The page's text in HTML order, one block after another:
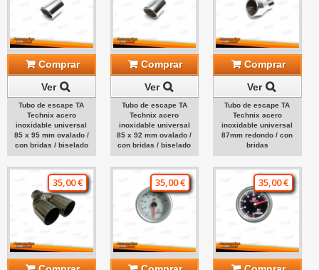
Comprar
Ver
Tubo de escape TA
Technix acero
inoxidable universal
85 x 95 mm ovalado /
con bridas / biselado
Comprar
Ver
Tubo de escape TA
Technix acero
inoxidable universal
85 x 92 mm ovalado /
con bridas / biselado
Comprar
Ver
Tubo de escape TA
Technix acero
inoxidable universal
87mm redondo / con
bridas
35,00 € 35,00 € 35,00 €